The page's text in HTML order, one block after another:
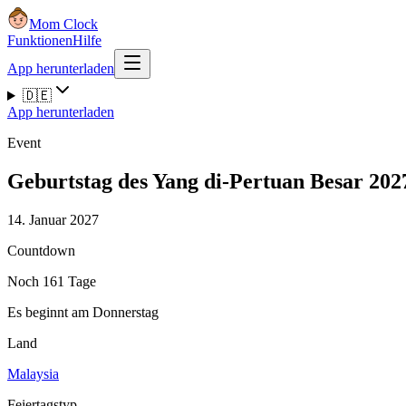
Mom Clock
FunktionenHilfe
App herunterladen
🇩🇪
App herunterladen
Event
Geburtstag des Yang di-Pertuan Besar
14. Januar 2027
Countdown
Noch 161 Tage
Es beginnt am Donnerstag
Land
Malaysia